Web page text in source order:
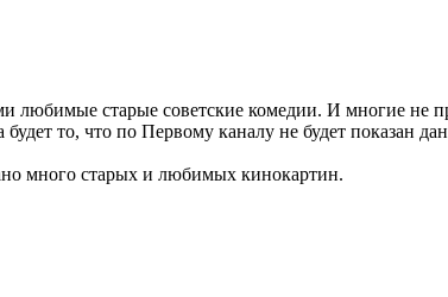
любимые старые советские комедии. И многие не
то, что по Первому каналу не будет показан
много старых и любимых кинокартин.